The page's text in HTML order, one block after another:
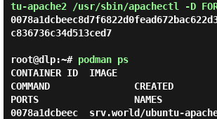
tu-apache2 /usr/sbin/apachectl -D
c836736c34d513ced7
root@dlp:~# podman ps
CONTAINER ID  IMAGE
COMMAND               CREATED
PORTS                 NAMES
0078a1dcbeec  srv.world/ubuntu-